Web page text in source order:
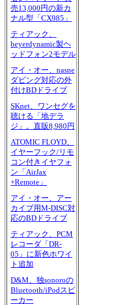
売13,000円の新カ
ナル型「CX985」
ティアック、
beyerdynamic製ヘ
ッドフォン2モデル
アイ・オー、nasne
ダビング対応の外
付けBDドライブ
SKnet、ワンセグを
聴ける「地デラ
ジ」。直販8,980円
ATOMIC FLOYD、
イヤーフック/リモ
コン付きイヤフォ
ン「AirJax
+Remote」
アイ・オー、アー
カイブ用M-DISC対
応のBDドライブ
ティアック、PCM
レコーダ「DR-
05」に新色ホワイ
ト追加
D&M、独sonoroの
Bluetooth/iPodスピ
ーカー